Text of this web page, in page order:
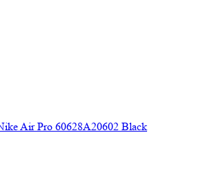
Air Pro 60628A20602 Black